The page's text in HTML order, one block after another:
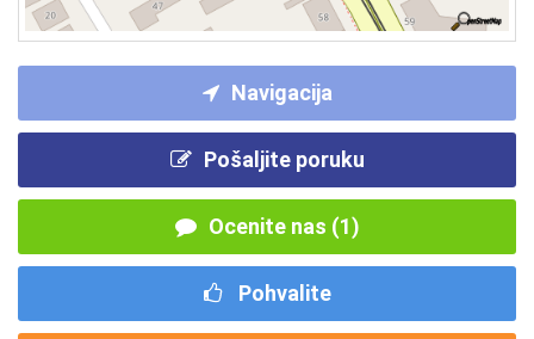
Navigacija
Pošaljite poruku
Ocenite nas (1)
Pohvalite